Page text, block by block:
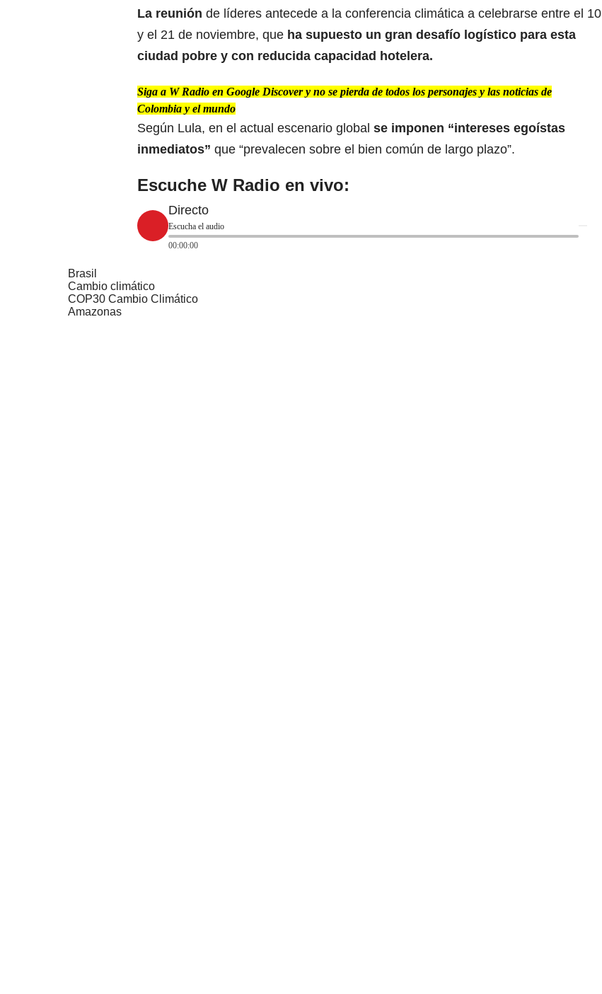
La reunión de líderes antecede a la conferencia climática a celebrarse entre el 10
y el 21 de noviembre, que ha supuesto un gran desafío logístico para esta
ciudad pobre y con reducida capacidad hotelera.
Siga a W Radio en Google Discover y no se pierda de todos los personajes y las noticias de
Colombia y el mundo
Según Lula, en el actual escenario global se imponen “intereses egoístas
inmediatos” que “prevalecen sobre el bien común de largo plazo”.
Escuche W Radio en vivo:
Directo
Escucha el audio
00:00:00
Brasil
Cambio climático
COP30 Cambio Climático
Amazonas